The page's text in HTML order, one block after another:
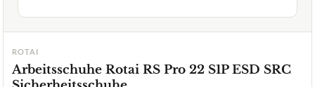
ROTAI
Arbeitsschuhe Rotai RS Pro 22 S1P ESD SRC